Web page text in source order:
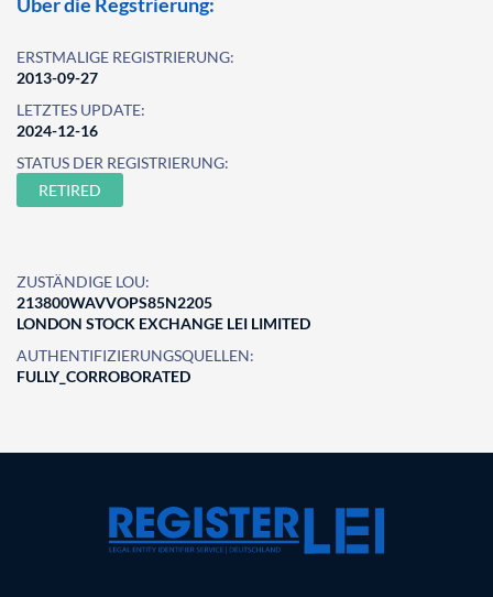
ERSTMALIGE REGISTRIERUNG:
2013-09-27
LETZTES UPDATE:
2024-12-16
STATUS DER REGISTRIERUNG:
RETIRED
ZUSTÄNDIGE LOU:
213800WAVVOPS85N2205
LONDON STOCK EXCHANGE LEI LIMITED
AUTHENTIFIZIERUNGSQUELLEN:
FULLY_CORROBORATED